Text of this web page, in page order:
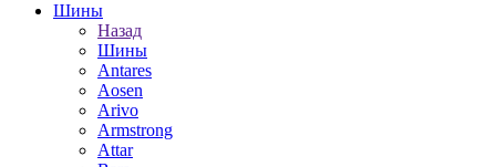
Шины
Назад
Шины
Antares
Aosen
Arivo
Armstrong
Attar